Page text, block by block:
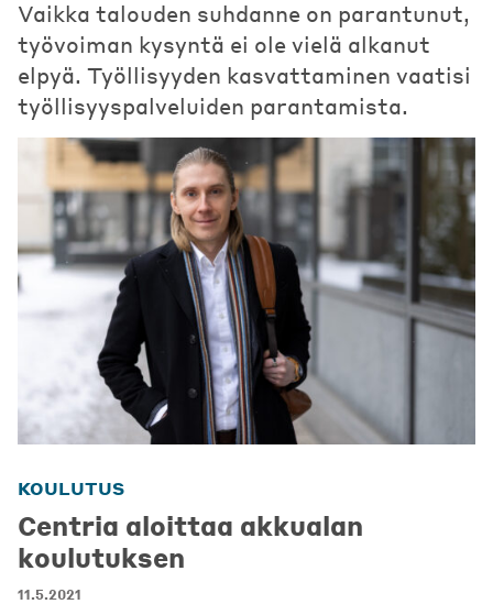
Vaikka talouden suhdanne on parantunut,
työvoiman kysyntä ei ole vielä alkanut
elpyä. Työllisyyden kasvattaminen vaatisi
työllisyyspalveluiden parantamista.
KOULUTUS
Centria aloittaa akkualan
koulutuksen
11.5.2021